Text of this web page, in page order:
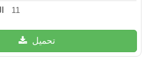
11
تحميل